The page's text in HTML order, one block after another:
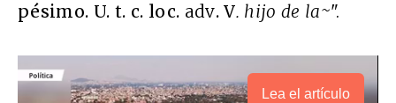
pésimo. U. t. c. loc. adv. V. hijo de la~".
Lea el artículo